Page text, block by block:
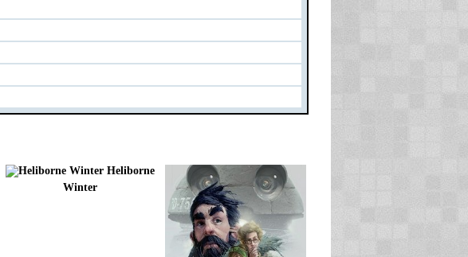
Heliborne
Winter